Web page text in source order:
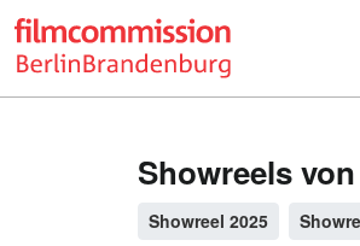
Showreels von
Showreel 2025